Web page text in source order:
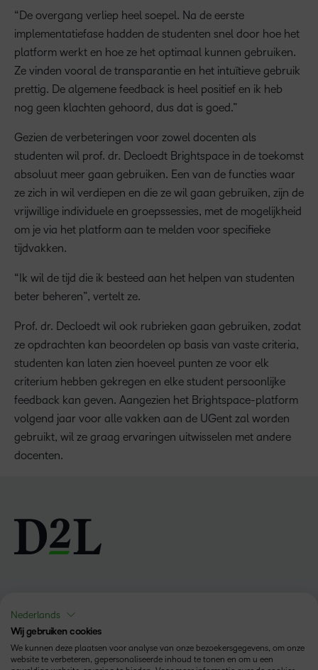
“De overgang verliep heel soepel. Na de eerste
implementatiefase hadden de studenten snel door hoe het
platform werkt en hoe ze het optimaal kunnen gebruiken.
Ze vinden vooral de transparantie en het intuïtieve gebruik
prettig. De algemene feedback is heel positief en ik heb
nog geen klachten gehoord, dus dat is goed.”
Gezien de verbeteringen voor zowel docenten als
studenten wil prof. dr. Decloedt Brightspace in de toekomst
absoluut meer gaan gebruiken. Een van de functies waar
ze zich in wil verdiepen en die ze wil gaan gebruiken, zijn de
vrijwillige individuele en groepssessies, met de mogelijkheid
om je via het platform aan te melden voor specifieke
tijdvakken.
“Ik wil de tijd die ik besteed aan het helpen van studenten
beter beheren”, vertelt ze.
Prof. dr. Decloedt wil ook rubrieken gaan gebruiken, zodat
ze opdrachten kan beoordelen op basis van vaste criteria,
studenten kan laten zien hoeveel punten ze voor elk
criterium hebben gekregen en elke student persoonlijke
feedback kan geven. Aangezien het Brightspace-platform
volgend jaar voor alle vakken aan de UGent zal worden
gebruikt, wil ze graag ervaringen uitwisselen met andere
docenten.
Nederlands
Wij gebruiken cookies
We kunnen deze plaatsen voor analyse van onze bezoekersgegevens, om onze
website te verbeteren, gepersonaliseerde inhoud te tonen en om u een